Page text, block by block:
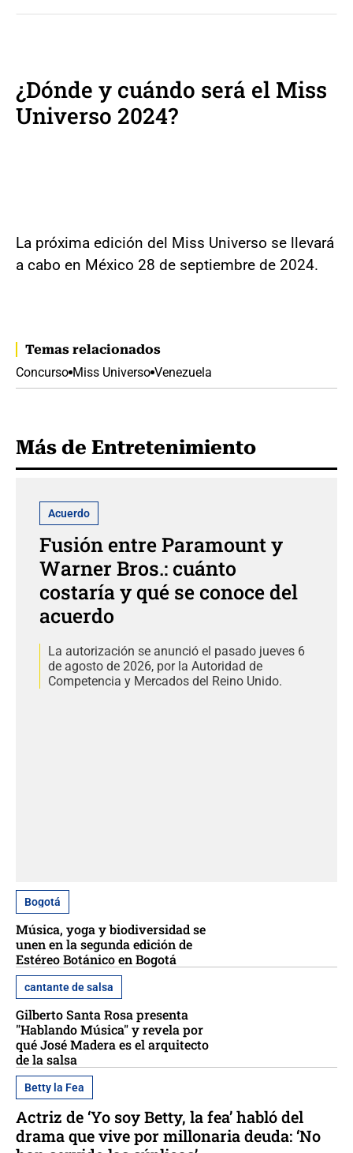
¿Dónde y cuándo será el Miss
Universo 2024?
La próxima edición del Miss Universo se llevará
a cabo en México 28 de septiembre de 2024.
Temas relacionados
Concurso Miss Universo Venezuela
Más de Entretenimiento
Acuerdo
Fusión entre Paramount y
Warner Bros.: cuánto
costaría y qué se conoce del
acuerdo
La autorización se anunció el pasado jueves 6
de agosto de 2026, por la Autoridad de
Competencia y Mercados del Reino Unido.
Bogotá
Música, yoga y biodiversidad se
unen en la segunda edición de
Estéreo Botánico en Bogotá
cantante de salsa
Gilberto Santa Rosa presenta
"Hablando Música" y revela por
qué José Madera es el arquitecto
de la salsa
Betty la Fea
Actriz de ‘Yo soy Betty, la fea’ habló del
drama que vive por millonaria deuda: ‘No